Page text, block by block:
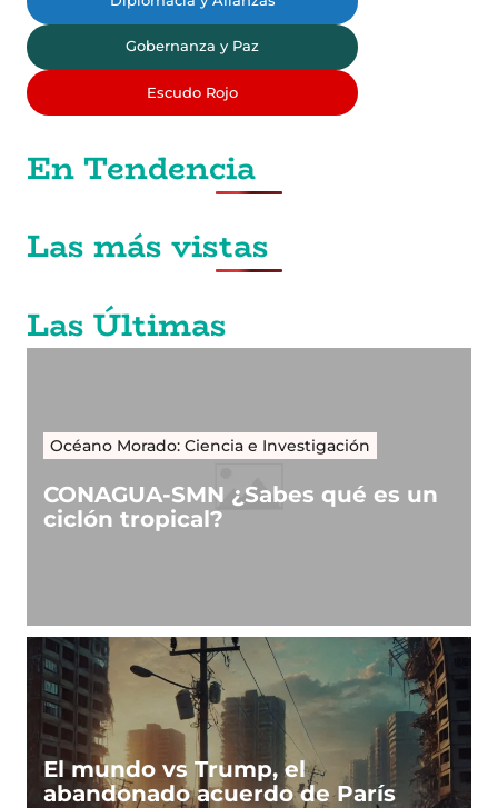
Gobernanza y Paz
Escudo Rojo
En Tendencia
Las más vistas
Las Últimas
Océano Morado: Ciencia e Investigación
CONAGUA-SMN ¿Sabes qué es un
ciclón tropical?
El mundo vs Trump, el
abandonado acuerdo de París